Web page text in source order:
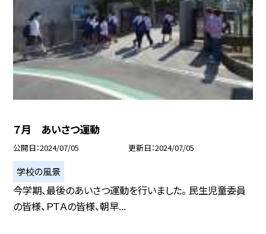
７月 あいさつ運動
公開日 2024/07/05 更新日 2024/07/05
学校の風景
今学期、最後のあいさつ運動を行いました。 民生児童委員
の皆様、ＰＴＡの皆様、朝早...